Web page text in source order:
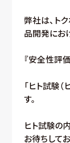
弊社は、ト
品開発にお
『安全性評
「ヒト試験
す。
ヒト試験の
お待ちしてお